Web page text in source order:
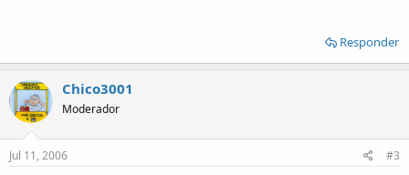
Responder
Chico3001
Moderador
Jul 11, 2006 #3